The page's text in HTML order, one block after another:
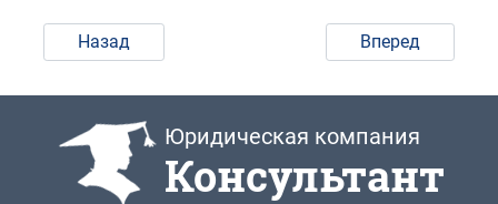
Назад Вперед
Юридическая компания
Консультант